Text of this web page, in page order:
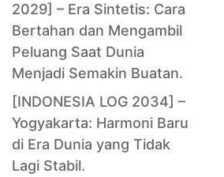
2029] – Era Sintetis: Cara
Bertahan dan Mengambil
Peluang Saat Dunia
Menjadi Semakin Buatan.
[INDONESIA LOG 2034] –
Yogyakarta: Harmoni Baru
di Era Dunia yang Tidak
Lagi Stabil.